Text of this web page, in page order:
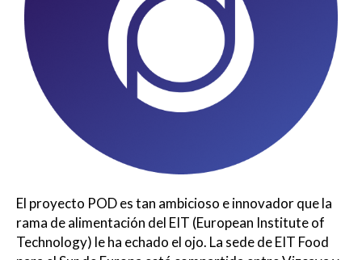
El proyecto POD es tan ambicioso e innovador que la
rama de alimentación del EIT (European Institute of
Technology) le ha echado el ojo. La sede de EIT Food